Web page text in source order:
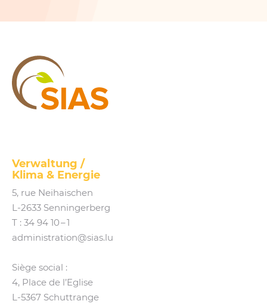
Verwaltung /
Klima & Energie
5, rue Neihaischen
L‑2633 Senningerberg
T : 34 94 10 – 1
administration@​sias.​lu
Siège social :
4, Place de l’Eglise
L‑5367 Schuttrange